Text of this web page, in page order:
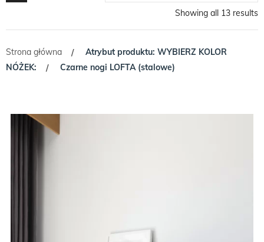
Showing all 13 results
Strona główna /
Atrybut produktu: WYBIERZ KOLOR
NÓŻEK:
/ Czarne nogi LOFTA (stalowe)